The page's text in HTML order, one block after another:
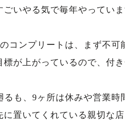
ごいやる気で毎年やっていま
コンプリートは、まず不可
標が上がっているので、付き
るも、9ヶ所は休みや営業時
に置いてくれている親切な